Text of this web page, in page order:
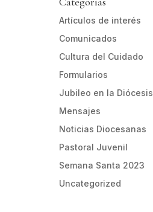
Artículos de interés
Comunicados
Cultura del Cuidado
Formularios
Jubileo en la Diócesis
Mensajes
Noticias Diocesanas
Pastoral Juvenil
Semana Santa 2023
Uncategorized